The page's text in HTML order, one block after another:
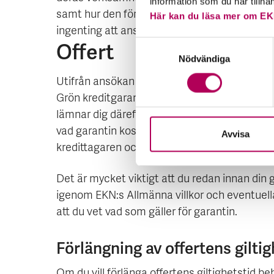
Här kan du läsa mer om
Nödvändiga
Avvisa
samt hur den förhåller sig till EU-
ingenting att ansöka om en offert.
Offert
Utifrån ansökan och tilläggsblad tar EKN
Grön kreditgaranti är uppfyllda samt om
lämnar dig därefter en offert. I offerten
vad garantin kostar. EKN bestämmer
kredittagaren och ska spegla marknadspris.
Det är mycket viktigt att du redan innan din
igenom EKN:s Allmänna villkor och
att du vet vad som gäller för garantin.
Förlängning av offertens